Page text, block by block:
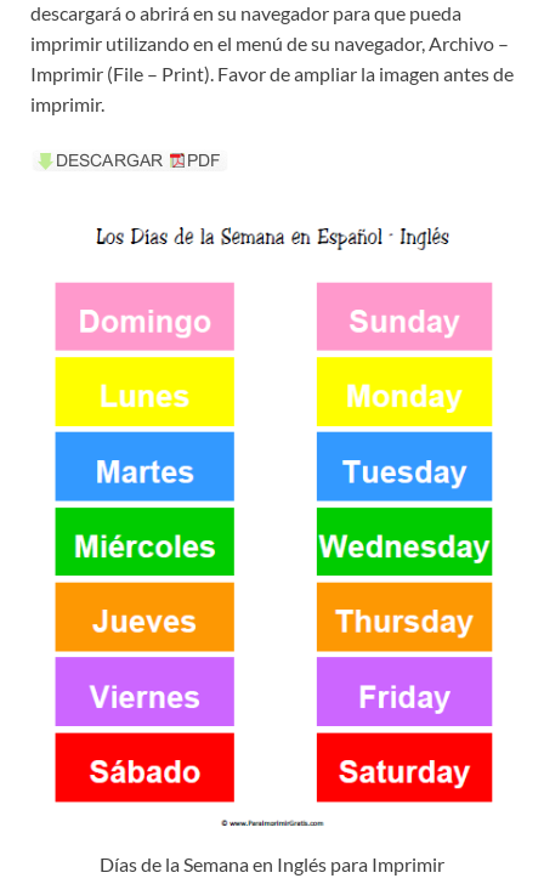
descargará o abrirá en su navegador para que pueda
imprimir utilizando en el menú de su navegador, Archivo –
Imprimir (File – Print). Favor de ampliar la imagen antes de
imprimir.
Días de la Semana en Inglés para Imprimir